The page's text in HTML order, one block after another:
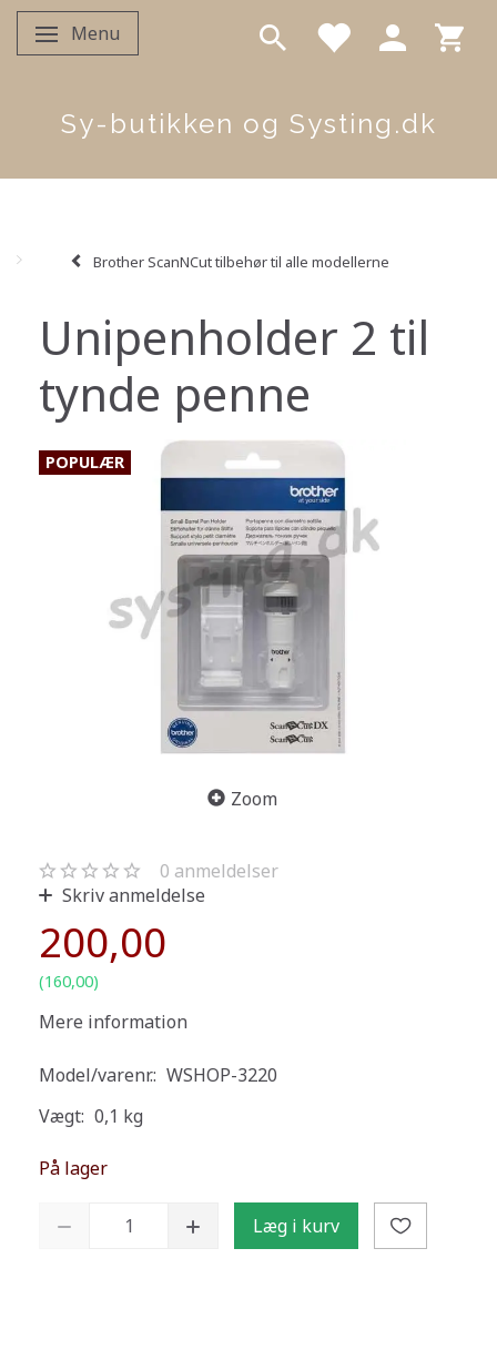
Skifte navigation
Menu
Sy-butikken og Systing.dk
Brother ScanNCut tilbehør til alle modellerne
Unipenholder 2 til
tynde penne
POPULÆR
Zoom
0 anmeldelser
Skriv anmeldelse
200,00
(160,00)
Mere information
Model/varenr.: WSHOP-3220
Vægt: 0,1 kg
På lager
Læg i kurv